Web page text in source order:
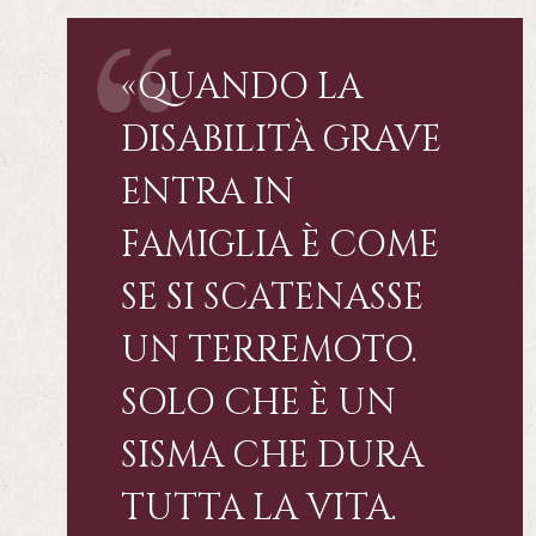
«QUANDO LA
DISABILITÀ GRAVE
ENTRA IN
FAMIGLIA È COME
SE SI SCATENASSE
UN TERREMOTO.
SOLO CHE È UN
SISMA CHE DURA
TUTTA LA VITA.